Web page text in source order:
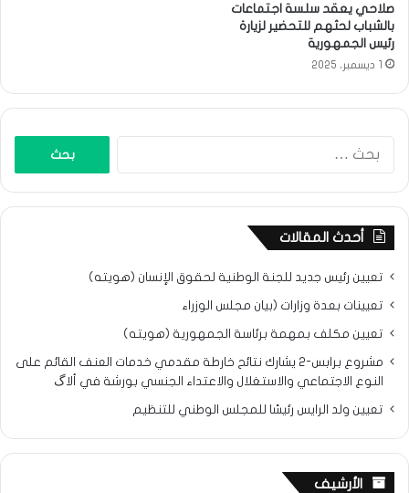
صلاحي يعقد سلسة اجتماعات
بالشباب لحثهم للتحضير لزيارة
رئيس الجمهورية
1 ديسمبر، 2025
أحدث المقالات
تعيين رئيس جديد للجنة الوطنية لحقوق الإنسان (هويته)
تعيينات بعدة وزارات (بيان مجلس الوزراء
تعيين مكلف بمهمة برئاسة الجمهورية (هويته)
مشروع برابس-2 يشارك نتائح خارطة مقدمي خدمات العنف القائم على
النوع الاجتماعي والاستغلال والاعتداء الجنسي بورشة في ألاگ
تعيين ولد الرايس رئيسًا للمجلس الوطني للتنظيم
الأرشيف